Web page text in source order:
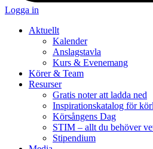
Logga in
Aktuellt
Kalender
Anslagstavla
Kurs & Evenemang
Körer & Team
Resurser
Gratis noter att ladda ned
Inspirationskatalog för
Körsångens Dag
STIM – allt du behöver
Stipendium